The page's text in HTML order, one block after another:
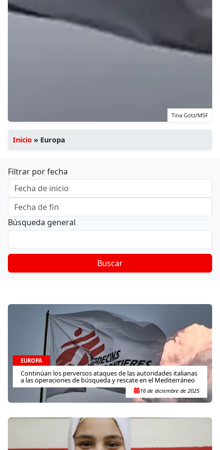
Tina Götz/MSF
Inicio » Europa
Filtrar por fecha
Búsqueda general
Buscar
EUROPA
Continúan los perversos ataques de las autoridades italianas
a las operaciones de búsqueda y rescate en el Mediterráneo
16 de diciembre de 2025